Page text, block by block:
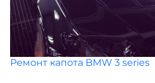
Ремонт капота BMW 3 series